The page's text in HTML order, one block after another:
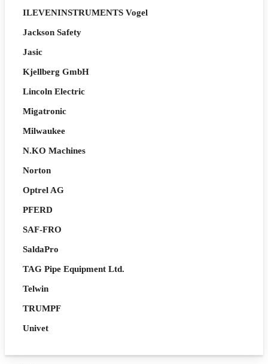
ILEVENINSTRUMENTS Vogel
Jackson Safety
Jasic
Kjellberg GmbH
Lincoln Electric
Migatronic
Milwaukee
N.KO Machines
Norton
Optrel AG
PFERD
SAF-FRO
SaldaPro
TAG Pipe Equipment Ltd.
Telwin
TRUMPF
Univet